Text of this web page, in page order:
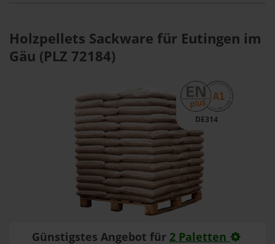
Holzpellets Sackware für Eutingen im
Gäu (PLZ 72184)
DE314
Günstigstes Angebot für 2 Paletten